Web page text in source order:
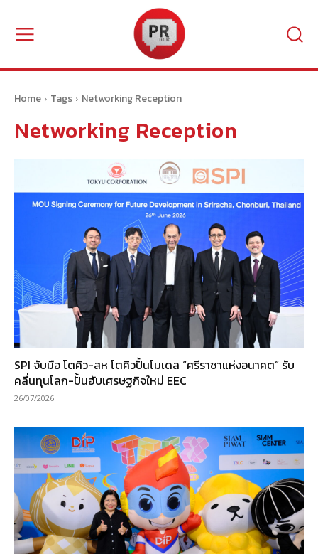
Home Tags Networking Reception
Networking Reception
SPI จับมือ โตคิว-สห โตคิวปั้นโมเดล “ศรีราชาแห่งอนาคต” รับ
คลื่นทุนโลก-ปั้นฮับเศรษฐกิจใหม่ EEC
26/07/2026